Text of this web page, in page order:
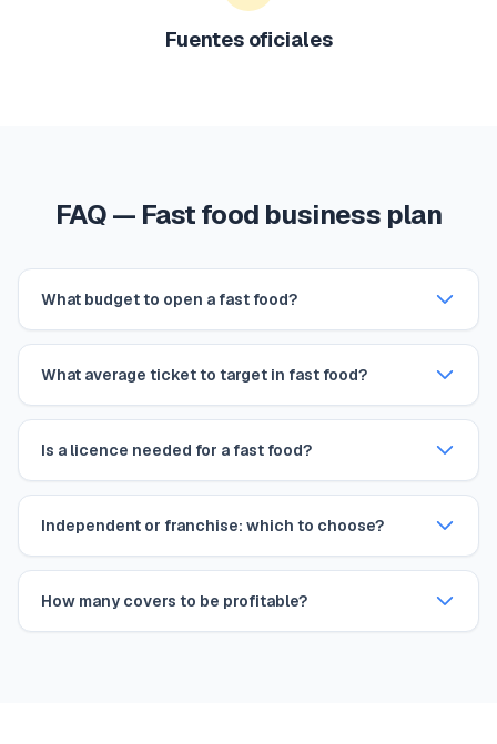
Fuentes oficiales
FAQ — Fast food business plan
What budget to open a fast food?
What average ticket to target in fast food?
Is a licence needed for a fast food?
Independent or franchise: which to choose?
How many covers to be profitable?